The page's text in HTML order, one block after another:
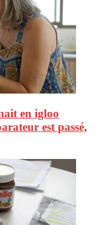
en igloo
est passé,